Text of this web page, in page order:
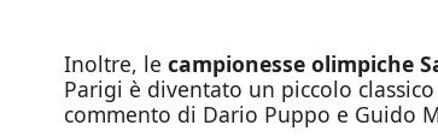
Inoltre, le campionesse olimpiche
Parigi è diventato un piccolo
commento di Dario Puppo e Guido